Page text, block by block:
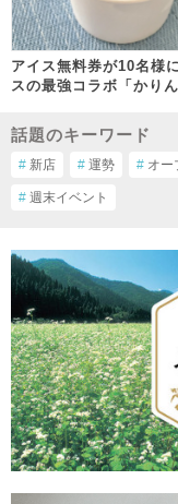
アイス無料券が10名様
スの最強コラボ「かり
話題のキーワード
# 新店 # 運勢 # オー
# 週末イベント